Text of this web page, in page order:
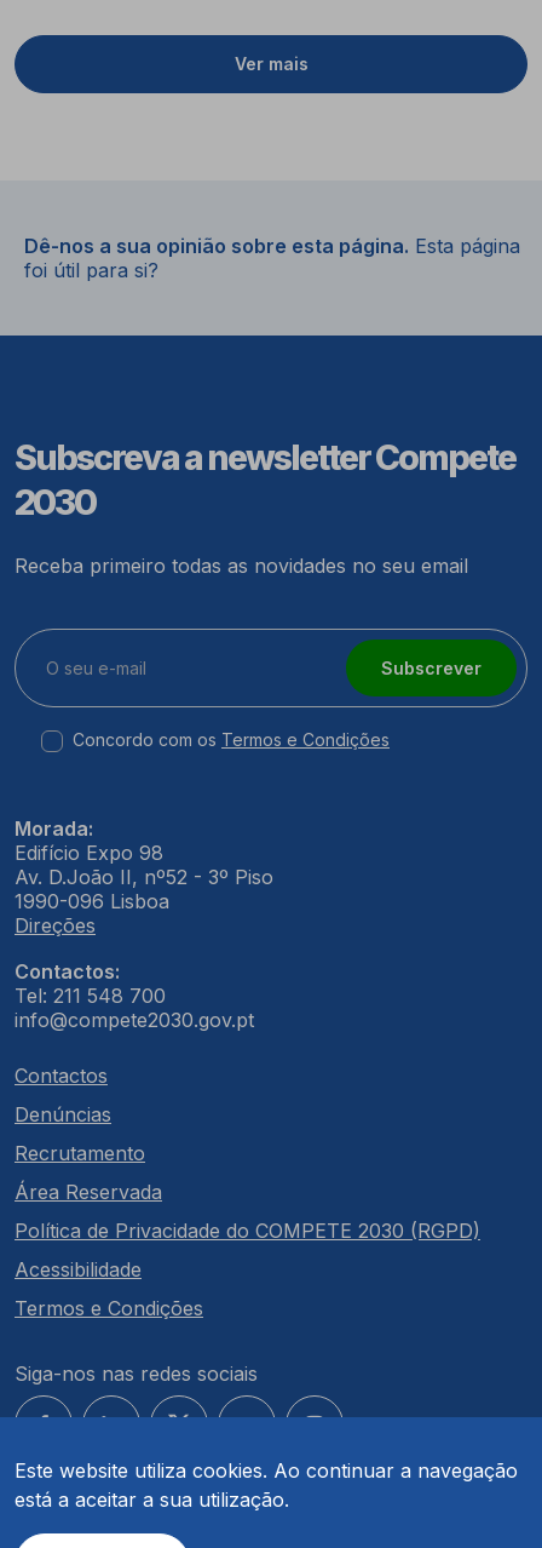
Este website utiliza cookies. Ao continuar a navegação
está a aceitar a sua utilização.
Ver mais
Dê-nos a sua opinião sobre esta página. Esta página
foi útil para si?
Subscreva a newsletter Compete
2030
Receba primeiro todas as novidades no seu email
Subscrever
Concordo com os Termos e Condições
Morada:
Edifício Expo 98
Av. D.João II, nº52 - 3º Piso
1990-096 Lisboa
Direções
Contactos:
Tel: 211 548 700
info@compete2030.gov.pt
Contactos
Denúncias
Recrutamento
Área Reservada
Política de Privacidade do COMPETE 2030 (RGPD)
Acessibilidade
Termos e Condições
Siga-nos nas redes sociais